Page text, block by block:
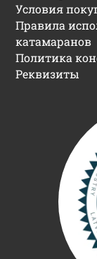
Условия
Правила
катамаранов
Политика
Реквизиты